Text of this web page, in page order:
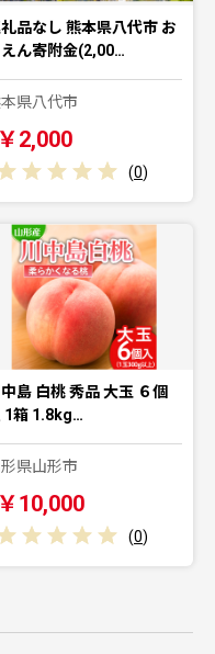
品なし 熊本県八代市 お
えん寄附金(2,00…
県八代市
￥2,000
(0)
島 白桃 秀品 大玉 ６個
1箱 1.8kg…
県山形市
￥10,000
(0)